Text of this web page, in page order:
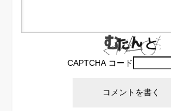
CAPTCHA コード